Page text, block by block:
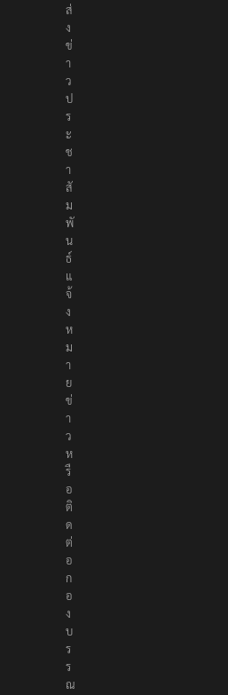
ส่
ง
ข่
า
ว
ป
ร
ะ
ช
า
สั
ม
พั
น
ธ์
แ
จ้
ง
ห
ม
า
ย
ข่
า
ว
ห
รื
อ
ติ
ด
ต่
อ
ก
อ
ง
บ
ร
ร
ณ